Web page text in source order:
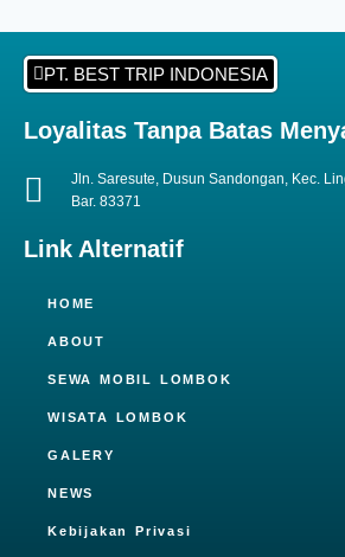
PT. BEST TRIP INDONESIA
Loyalitas Tanpa Batas
Jln. Saresute, Dusun Sandongan, Kec.
Bar. 83371
Link Alternatif
HOME
ABOUT
SEWA MOBIL LOMBOK
WISATA LOMBOK
GALERY
NEWS
Kebijakan Privasi